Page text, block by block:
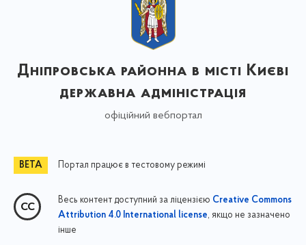
Дніпровська районна в місті Києві
державна адміністрація
офіційний вебпортал
Портал працює в тестовому режимі
Весь контент доступний за ліцензією Creative Commons
Attribution 4.0 International license, якщо не зазначено
інше